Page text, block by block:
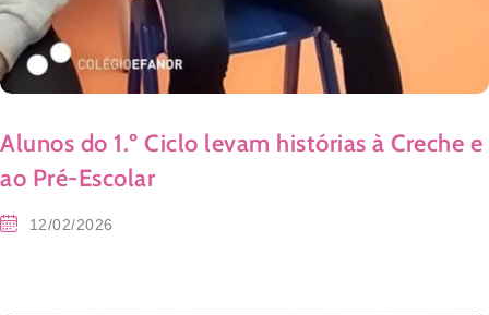
Alunos do 1.º Ciclo levam histórias à Creche e
ao Pré-Escolar
12/02/2026